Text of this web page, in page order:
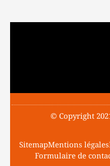
© Copyright
SitemapMentions légales
Formulaire de